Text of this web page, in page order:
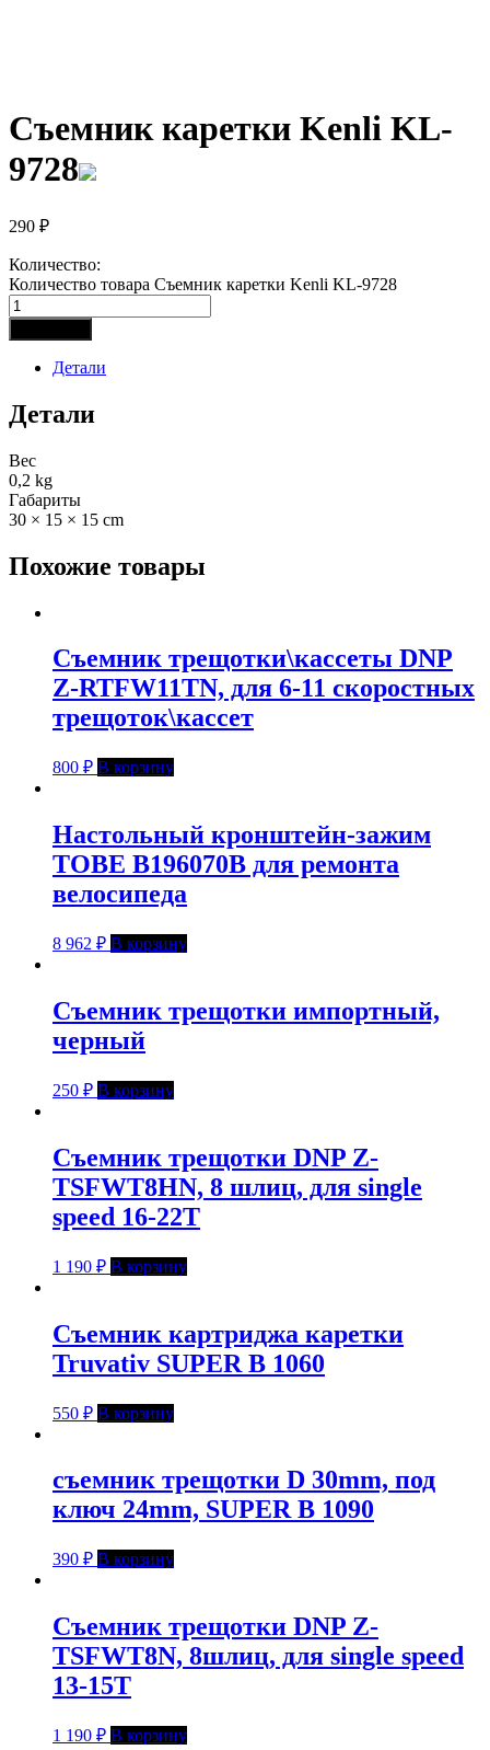
Съемник каретки Kenli KL-
9728
290 ₽
Количество:
Количество товара Съемник каретки Kenli KL-9728
Детали
Детали
Вес
0,2 kg
Габариты
30 × 15 × 15 cm
Похожие товары
Съемник трещотки\кассеты DNP
Z-RTFW11TN, для 6-11 скоростных
трещоток\кассет
800 ₽ В корзину
Настольный кронштейн-зажим
TOBE B196070B для ремонта
велосипеда
8 962 ₽ В корзину
Съемник трещотки импортный,
черный
250 ₽ В корзину
Съемник трещотки DNP Z-
TSFWT8HN, 8 шлиц, для single
speed 16-22T
1 190 ₽ В корзину
Съемник картриджа каретки
Truvativ SUPER B 1060
550 ₽ В корзину
съемник трещотки D 30mm, под
ключ 24mm, SUPER B 1090
390 ₽ В корзину
Съемник трещотки DNP Z-
TSFWT8N, 8шлиц, для single speed
13-15T
1 190 ₽ В корзину